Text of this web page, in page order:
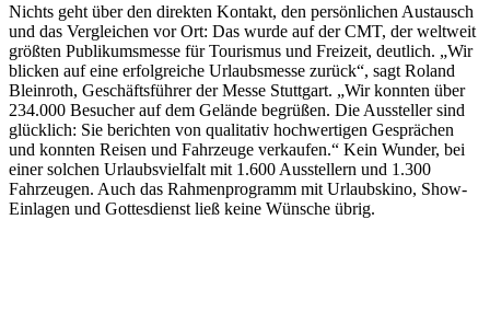
Nichts geht über den direkten Kontakt, den persönlichen Austausch
und das Vergleichen vor Ort: Das wurde auf der CMT, der weltweit
größten Publikumsmesse für Tourismus und Freizeit, deutlich. „Wir
blicken auf eine erfolgreiche Urlaubsmesse zurück“, sagt Roland
Bleinroth, Geschäftsführer der Messe Stuttgart. „Wir konnten über
234.000 Besucher auf dem Gelände begrüßen. Die Aussteller sind
glücklich: Sie berichten von qualitativ hochwertigen Gesprächen
und konnten Reisen und Fahrzeuge verkaufen.“ Kein Wunder, bei
einer solchen Urlaubsvielfalt mit 1.600 Ausstellern und 1.300
Fahrzeugen. Auch das Rahmenprogramm mit Urlaubskino, Show-
Einlagen und Gottesdienst ließ keine Wünsche übrig.